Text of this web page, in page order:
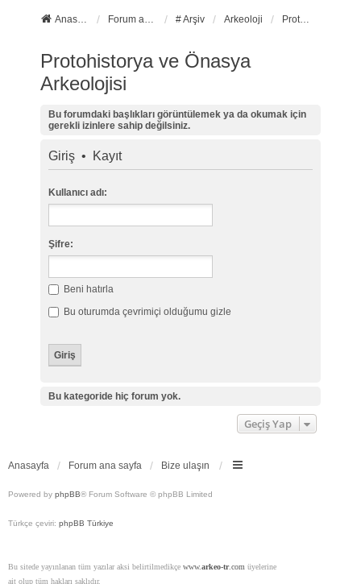
Anasayfa Forum ana sayfa # Arşiv Arkeoloji Protohistorya ve Önasya Arkeolojisi
Protohistorya ve Önasya
Arkeolojisi
Bu forumdaki başlıkları görüntülemek ya da okumak için
gerekli izinlere sahip değilsiniz.
Giriş• Kayıt
Kullanıcı adı:
Şifre:
Beni hatırla
Bu oturumda çevrimiçi olduğumu gizle
Bu kategoride hiç forum yok.
Geçiş Yap
Anasayfa Forum ana sayfa Bize ulaşın
Powered by phpBB® Forum Software © phpBB Limited
Türkçe çeviri: phpBB Türkiye
Bu sitede yayınlanan tüm yazılar aksi belirtilmedikçe www.arkeo-tr.com üyelerine
ait olup tüm hakları saklıdır.